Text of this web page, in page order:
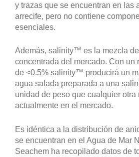
y trazas que se encuentran en las
arrecife, pero no contiene
esenciales.
Además, salinity™ es la mezcla
concentrada del mercado. Con un
de <0.5% salinity™ producirá un
agua salada preparada a una
unidad de peso que cualquier otra
actualmente en el mercado.
Es idéntica a la distribución de
se encuentran en el Agua de Mar
Seachem ha recopilado datos de